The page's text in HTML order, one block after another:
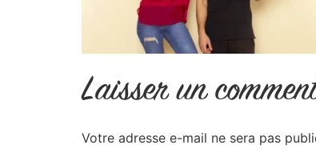
Laisser un
Votre adresse e-mail ne sera pas